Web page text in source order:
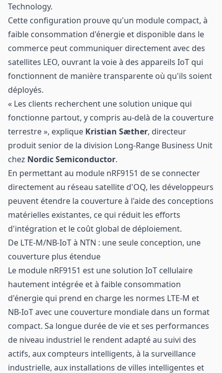
Technology.
Cette configuration prouve qu'un module compact, à
faible consommation d'énergie et disponible dans le
commerce peut communiquer directement avec des
satellites LEO, ouvrant la voie à des appareils IoT qui
fonctionnent de manière transparente où qu'ils soient
déployés.
« Les clients recherchent une solution unique qui
fonctionne partout, y compris au-delà de la couverture
terrestre », explique Kristian Sæther, directeur
produit senior de la division Long-Range Business Unit
chez Nordic Semiconductor.
En permettant au module nRF9151 de se connecter
directement au réseau satellite d'OQ, les développeurs
peuvent étendre la couverture à l'aide des conceptions
matérielles existantes, ce qui réduit les efforts
d'intégration et le coût global de déploiement.
De LTE-M/NB-IoT à NTN : une seule conception, une
couverture plus étendue
Le module nRF9151 est une solution IoT cellulaire
hautement intégrée et à faible consommation
d'énergie qui prend en charge les normes LTE-M et
NB-IoT avec une couverture mondiale dans un format
compact. Sa longue durée de vie et ses performances
de niveau industriel le rendent adapté au suivi des
actifs, aux compteurs intelligents, à la surveillance
industrielle, aux installations de villes intelligentes et